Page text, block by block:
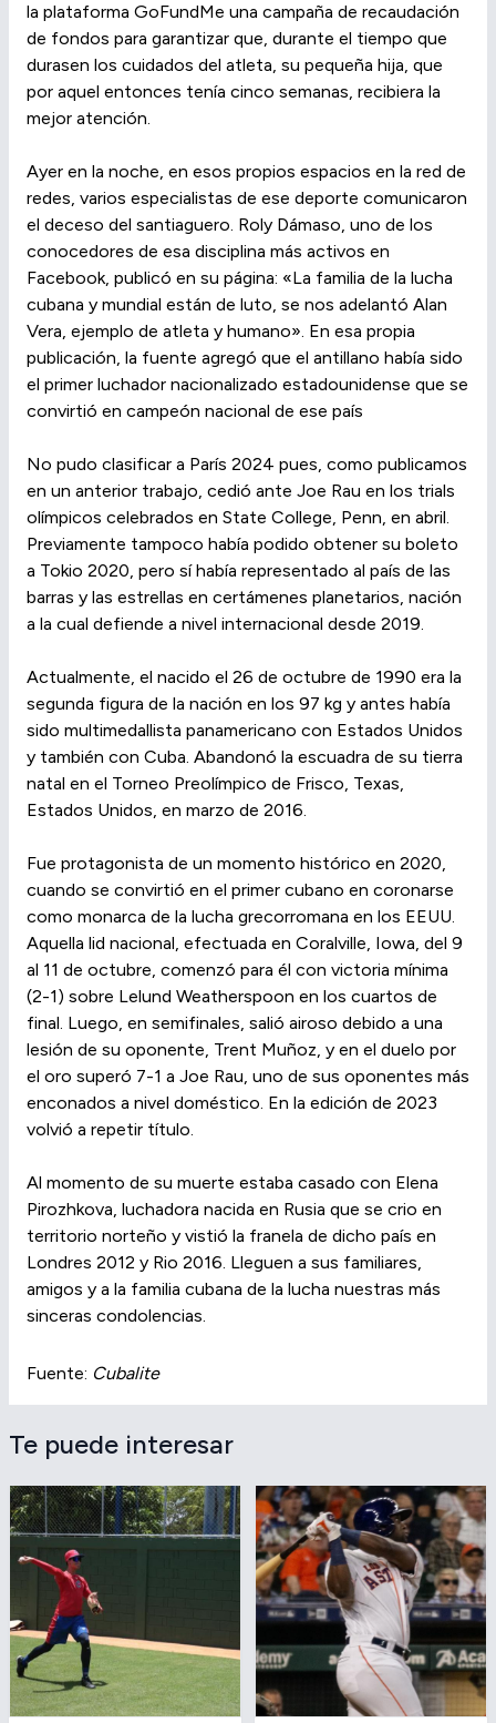
la plataforma GoFundMe una campaña de recaudación
de fondos para garantizar que, durante el tiempo que
durasen los cuidados del atleta, su pequeña hija, que
por aquel entonces tenía cinco semanas, recibiera la
mejor atención.
Ayer en la noche, en esos propios espacios en la red de
redes, varios especialistas de ese deporte comunicaron
el deceso del santiaguero. Roly Dámaso, uno de los
conocedores de esa disciplina más activos en
Facebook, publicó en su página: «La familia de la lucha
cubana y mundial están de luto, se nos adelantó Alan
Vera, ejemplo de atleta y humano». En esa propia
publicación, la fuente agregó que el antillano había sido
el primer luchador nacionalizado estadounidense que se
convirtió en campeón nacional de ese país
No pudo clasificar a París 2024 pues, como publicamos
en un anterior trabajo, cedió ante Joe Rau en los trials
olímpicos celebrados en State College, Penn, en abril.
Previamente tampoco había podido obtener su boleto
a Tokio 2020, pero sí había representado al país de las
barras y las estrellas en certámenes planetarios, nación
a la cual defiende a nivel internacional desde 2019.
Actualmente, el nacido el 26 de octubre de 1990 era la
segunda figura de la nación en los 97 kg y antes había
sido multimedallista panamericano con Estados Unidos
y también con Cuba. Abandonó la escuadra de su tierra
natal en el Torneo Preolímpico de Frisco, Texas,
Estados Unidos, en marzo de 2016.
Fue protagonista de un momento histórico en 2020,
cuando se convirtió en el primer cubano en coronarse
como monarca de la lucha grecorromana en los EEUU.
Aquella lid nacional, efectuada en Coralville, Iowa, del 9
al 11 de octubre, comenzó para él con victoria mínima
(2-1) sobre Lelund Weatherspoon en los cuartos de
final. Luego, en semifinales, salió airoso debido a una
lesión de su oponente, Trent Muñoz, y en el duelo por
el oro superó 7-1 a Joe Rau, uno de sus oponentes más
enconados a nivel doméstico. En la edición de 2023
volvió a repetir título.
Al momento de su muerte estaba casado con Elena
Pirozhkova, luchadora nacida en Rusia que se crio en
territorio norteño y vistió la franela de dicho país en
Londres 2012 y Rio 2016. Lleguen a sus familiares,
amigos y a la familia cubana de la lucha nuestras más
sinceras condolencias.
Fuente: Cubalite
Te puede interesar